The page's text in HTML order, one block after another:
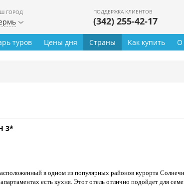
ГОРОД ПОДДЕРЖКА КЛИЕНТОВ
(342) 255-42-17
туров Цены дня Страны Как купить О
3*
в одном из популярных районов курорта
есть кухня. Этот отель отлично подойдет для